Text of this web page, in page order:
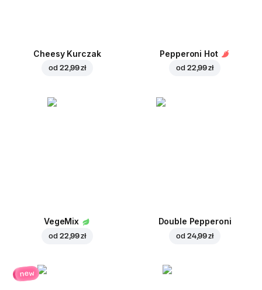
Cheesy Kurczak
od 22,99 zł
Pepperoni Hot
od 22,99 zł
VegeMix
od 22,99 zł
Double Pepperoni
od 24,99 zł
new